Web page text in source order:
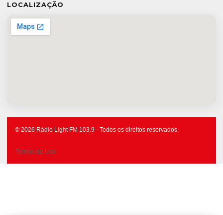
LOCALIZAÇÃO
© 2026 Rádio Light FM 103.9 - Todos os direitos reservados.
Termos de Uso